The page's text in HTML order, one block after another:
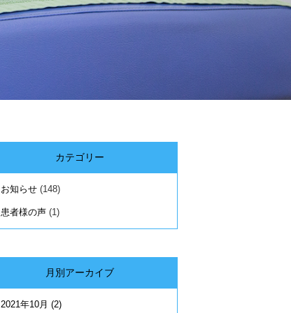
カテゴリー
お知らせ (148)
患者様の声 (1)
月別アーカイブ
2021年10月 (2)